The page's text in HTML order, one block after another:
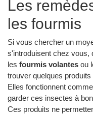
Les
les fourmis
Si vous chercher un
s'introduisent chez vous,
les fourmis volantes ou
trouver quelques
Elles fonctionnent
garder ces insectes à
Ces produits ne